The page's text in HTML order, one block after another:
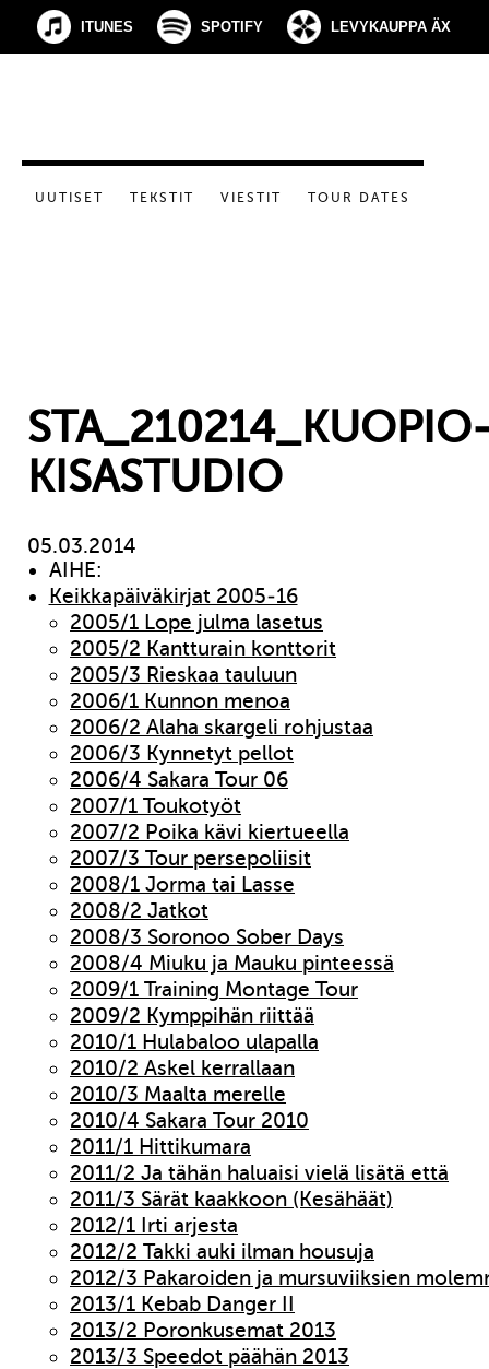
ITUNES SPOTIFY LEVYKAUPPA ÄX
UUTISET TEKSTIT VIESTIT TOUR DATES
KISASTUDIO
05.03.2014
AIHE:
Keikkapäiväkirjat 2005-16
2005/1 Lope julma lasetus
2005/2 Kantturain konttorit
2005/3 Rieskaa tauluun
2006/1 Kunnon menoa
2006/2 Alaha skargeli rohjustaa
2006/3 Kynnetyt pellot
2006/4 Sakara Tour 06
2007/1 Toukotyöt
2007/2 Poika kävi kiertueella
2007/3 Tour persepoliisit
2008/1 Jorma tai Lasse
2008/2 Jatkot
2008/3 Soronoo Sober Days
2008/4 Miuku ja Mauku pinteessä
2009/1 Training Montage Tour
2009/2 Kymppihän riittää
2010/1 Hulabaloo ulapalla
2010/2 Askel kerrallaan
2010/3 Maalta merelle
2010/4 Sakara Tour 2010
2011/1 Hittikumara
2011/2 Ja tähän haluaisi vielä lisätä että
2011/3 Särät kaakkoon (Kesähäät)
2012/1 Irti arjesta
2012/2 Takki auki ilman housuja
2012/3 Pakaroiden ja mursuviiksien
2013/1 Kebab Danger II
2013/2 Poronkusemat 2013
2013/3 Speedot päähän 2013